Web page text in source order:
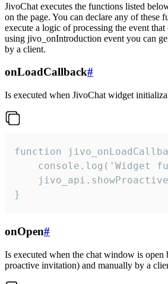
JivoChat executes the functions listed
on the page. You can declare any of these
execute a logic of processing the event
using jivo_onIntroduction event you can
by a client.
onLoadCallback#
Is executed when JivoChat widget
function
console.log('Widget
}
onOpen#
Is executed when the chat window is open
proactive invitation) and manually by a